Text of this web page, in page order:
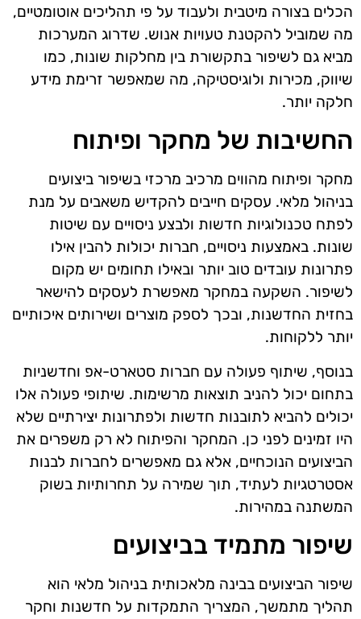
הכלים בצורה מיטבית ולעבוד על פי תהליכים אוטומטיים,
מה שמוביל להקטנת טעויות אנוש. שדרוג המערכות
מביא גם לשיפור בתקשורת בין מחלקות שונות, כמו
שיווק, מכירות ולוגיסטיקה, מה שמאפשר זרימת מידע
חלקה יותר.
החשיבות של מחקר ופיתוח
מחקר ופיתוח מהווים מרכיב מרכזי בשיפור ביצועים
בניהול מלאי. עסקים חייבים להקדיש משאבים על מנת
לפתח טכנולוגיות חדשות ולבצע ניסויים עם שיטות
שונות. באמצעות ניסויים, חברות יכולות להבין אילו
פתרונות עובדים טוב יותר ובאילו תחומים יש מקום
לשיפור. השקעה במחקר מאפשרת לעסקים להישאר
בחזית החדשנות, ובכך לספק מוצרים ושירותים איכותיים
יותר ללקוחות.
בנוסף, שיתוף פעולה עם חברות סטארט-אפ וחדשניות
בתחום יכול להניב תוצאות מרשימות. שיתופי פעולה אלו
יכולים להביא לתובנות חדשות ולפתרונות יצירתיים שלא
היו זמינים לפני כן. המחקר והפיתוח לא רק משפרים את
הביצועים הנוכחיים, אלא גם מאפשרים לחברות לבנות
אסטרטגיות לעתיד, תוך שמירה על תחרותיות בשוק
המשתנה במהירות.
שיפור מתמיד בביצועים
שיפור הביצועים בבינה מלאכותית בניהול מלאי הוא
תהליך מתמשך, המצריך התמקדות על חדשנות וחקר